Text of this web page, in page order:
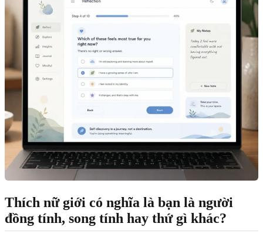
Thích nữ giới có nghĩa là bạn là người
đồng tính, song tính hay thứ gì khác?